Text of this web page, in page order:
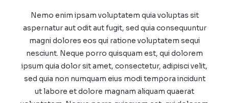
Nemo enim ipsam voluptatem quia voluptas sit
aspernatur aut odit aut fugit, sed quia consequuntur
magni dolores eos qui ratione voluptatem sequi
nesciunt. Neque porro quisquam est, qui dolorem
ipsum quia dolor sit amet, consectetur, adipisci velit,
sed quia non numquam eius modi tempora incidunt
ut labore et dolore magnam aliquam quaerat